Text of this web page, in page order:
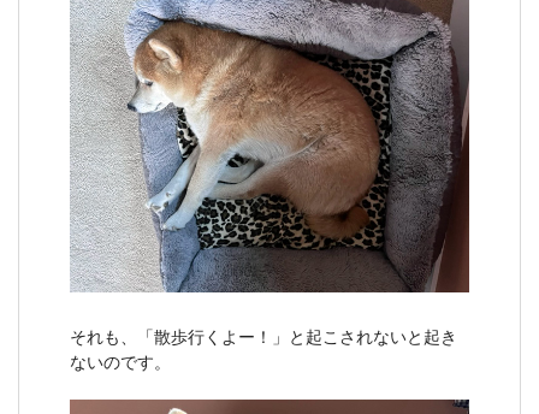
それも、「散歩行くよー！」と起こされないと起き
ないのです。